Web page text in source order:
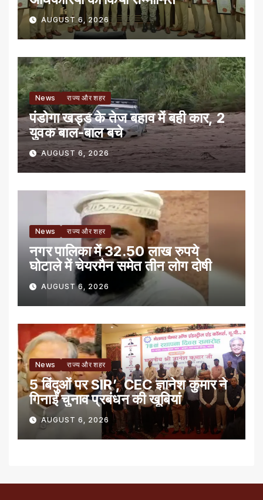
AUGUST 6, 2026
News राज्य और शहर
पंडोगा खड्ड के तेज बहाव में बही कार, 2
युवक बाल-बाल बचे
AUGUST 6, 2026
News राज्य और शहर
नगर पालिका में 32.50 लाख रुपये
घोटाले में चेयरमैन समेत तीन लोग दोषी
AUGUST 6, 2026
News राज्य और शहर
5 बिंदुओं पर SIR’, CEC ज्ञानेश कुमार ने
गिनाईं चुनाव प्रबंधन की खूबियां
AUGUST 6, 2026